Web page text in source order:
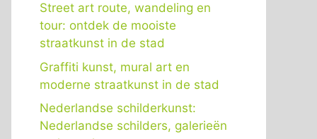
Street art route, wandeling en
tour: ontdek de mooiste
straatkunst in de stad
Graffiti kunst, mural art en
moderne straatkunst in de stad
Nederlandse schilderkunst:
Nederlandse schilders, galerieën